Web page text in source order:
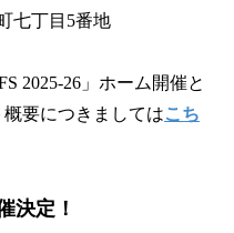
七丁目5番地
2025-26」ホーム開催と
要につきましてはこち
決定！